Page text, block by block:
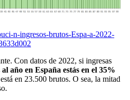
n-ingresos-brutos-Espa-a-2022-
Con datos de 2022, si ingresas
año en España estás en el 35%
en 23.500 brutos. O sea, la mitad